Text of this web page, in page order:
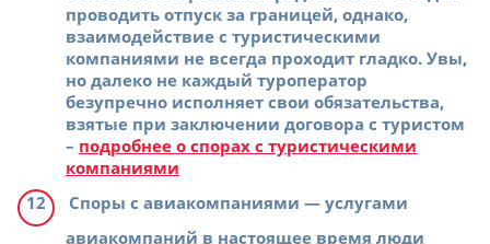
проводить отпуск за границей, однако,
взаимодействие с туристическими
компаниями не всегда проходит гладко. Увы,
но далеко не каждый туроператор
безупречно исполняет свои обязательства,
взятые при заключении договора с туристом
– подробнее о спорах с туристическими
компаниями
Споры с авиакомпаниями — услугами
авиакомпаний в настоящее время люди